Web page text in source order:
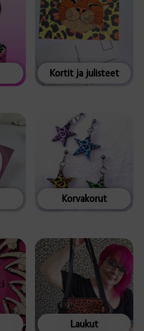
Kortit ja julisteet
Korvakorut
Laukut